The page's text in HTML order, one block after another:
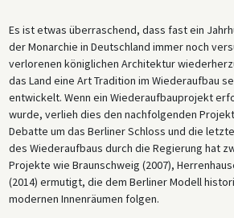
Es ist etwas überraschend, dass fast ein
der Monarchie in Deutschland immer noch
verlorenen königlichen Architektur
das Land eine Art Tradition im Wiederaufbau
entwickelt. Wenn ein Wiederaufbauprojekt
wurde, verlieh dies den nachfolgenden
Debatte um das Berliner Schloss und die
des Wiederaufbaus durch die Regierung hat
Projekte wie Braunschweig (2007),
(2014) ermutigt, die dem Berliner Modell
modernen Innenräumen folgen.